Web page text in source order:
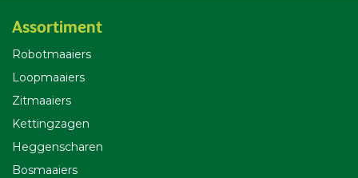
Assortiment
Robotmaaiers
Loopmaaiers
Zitmaaiers
Kettingzagen
Heggenscharen
Bosmaaiers